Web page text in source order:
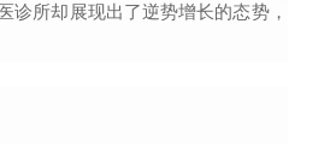
诊所却展现出了逆势增长的态势，